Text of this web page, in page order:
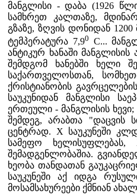
მანგლისი - დაბა (1926
სამხრეთ კალთაზე,
გზაზე, ზღვის დონიდან
ტემპერატურა 7,90 C...
ანტიკურ ხანაში
შემდგომ ხანებში ხელი
საქართველოსთან,
ქრისტიანობის
საუკუნიდან მანგლისი
ერთეული - მანგლისის
შემდეგ, არაბთა "დაცვის
ცენტრად. X საუკუნეში
სამეფო
შემადგენლობაშია.
ხეობა თანდათან
საუკუნეში აქ იდგა
მოსამსახურეები ქმნიან